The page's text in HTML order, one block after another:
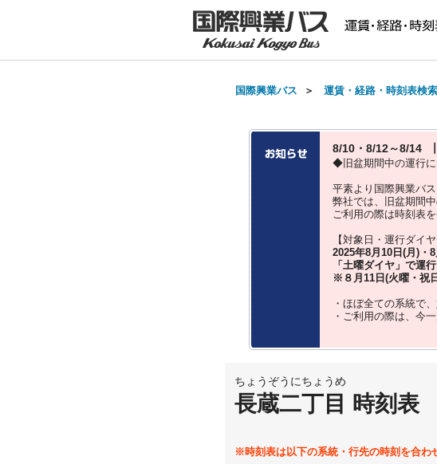
国際興業バス ＞ 運賃・経路・時刻表検索
8/10・8/12～8/14
◆旧盆期間中の運行
平素より国際興業バ
弊社では、旧盆期間
ご利用の際は時刻表
【対象日・運行ダイヤ
2025年8月10日(月)・
「土曜ダイヤ」 で運
※８月11日(火曜・祝
・ほぼ全ての系統で
・ご利用の際は、今一
ちょうぞうにちょうめ
長蔵二丁目 時刻表
※時刻表は以下の系統・行先の時刻を合わ